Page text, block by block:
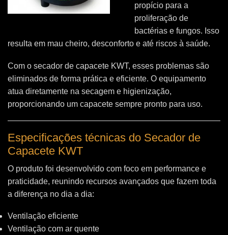
propício para a
proliferação de
bactérias e fungos. Isso
resulta em mau cheiro, desconforto e até riscos à saúde.
Com o secador de capacete KWT, esses problemas são
eliminados de forma prática e eficiente. O equipamento
atua diretamente na secagem e higienização,
proporcionando um capacete sempre pronto para uso.
Especificações técnicas do Secador de
Capacete KWT
O produto foi desenvolvido com foco em performance e
praticidade, reunindo recursos avançados que fazem toda
a diferença no dia a dia:
Ventilação eficiente
Ventilação com ar quente